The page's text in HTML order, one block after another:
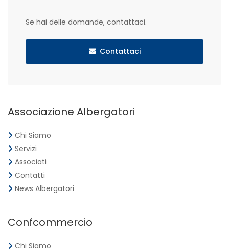
Se hai delle domande, contattaci.
Contattaci
Associazione Albergatori
Chi Siamo
Servizi
Associati
Contatti
News Albergatori
Confcommercio
Chi Siamo